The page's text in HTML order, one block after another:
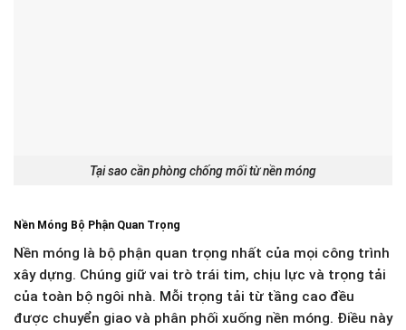
Tại sao cần phòng chống mối từ nền móng
Nền Móng Bộ Phận Quan Trọng
Nền móng là bộ phận quan trọng nhất của mọi công trình
xây dựng. Chúng giữ vai trò trái tim, chịu lực và trọng tải
của toàn bộ ngôi nhà. Mỗi trọng tải từ tầng cao đều
được chuyển giao và phân phối xuống nền móng. Điều này